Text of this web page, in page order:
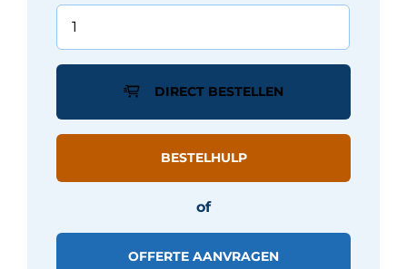
Marazzi
italie
cm
-
glans
aantal
DIRECT BESTELLEN
BESTELHULP
of
OFFERTE AANVRAGEN